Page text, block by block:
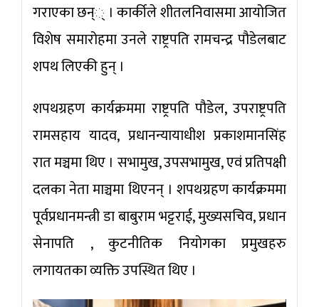
गराएका छन्् । कार्कीले शीतलनिवासमा आयोजित
विशेष समारोहमा उनले राष्ट्रपति रामचन्द्र पौडेलबाट
शपथ लिएकी हुन् ।
शपथग्रहण कार्यक्रममा राष्ट्रपति पौडेल, उपराष्ट्रपति
रामसहाय यादव, प्रधानन्यायाधीश प्रकाशमानसिंह
रात मञ्चमा थिए । सभामुख, उपसभामुख, एवं प्रतिपक्षी
दलका नेता माञ्चमा थिएनन् । शपथग्रहण कार्यक्रममा
पूर्वप्रधानमन्त्री डा बाबुराम भट्टराई, मुख्यसचिव, प्रधान
सेनापति , कुटनीतिक नियोगका प्रमुखहरु
लगायतका व्यक्ति उपस्थित थिए ।